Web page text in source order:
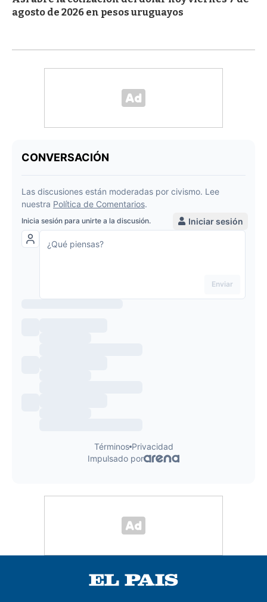
agosto de 2026 en pesos uruguayos